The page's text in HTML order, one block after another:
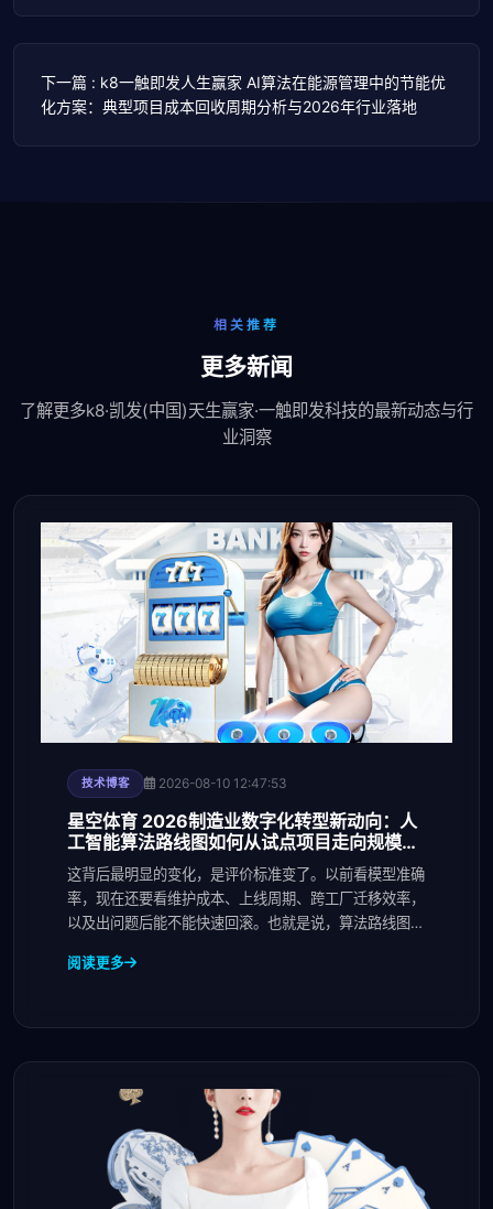
下一篇 : k8一触即发人生赢家 AI算法在能源管理中的节能优
化方案：典型项目成本回收周期分析与2026年行业落地
相关推荐
更多新闻
了解更多k8·凯发(中国)天生赢家·一触即发科技的最新动态与行
业洞察
技术博客 2026-08-10 12:47:53
星空体育 2026制造业数字化转型新动向：人
工智能算法路线图如何从试点项目走向规模化
复制 - 副本 - 副本 (2)
这背后最明显的变化，是评价标准变了。以前看模型准确
率，现在还要看维护成本、上线周期、跨工厂迁移效率，
以及出问题后能不能快速回滚。也就是说，算法路线图从
阅读更多